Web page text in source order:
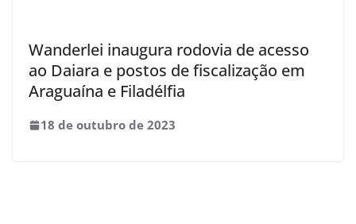
Wanderlei inaugura rodovia de acesso
ao Daiara e postos de fiscalização em
Araguaína e Filadélfia
18 de outubro de 2023